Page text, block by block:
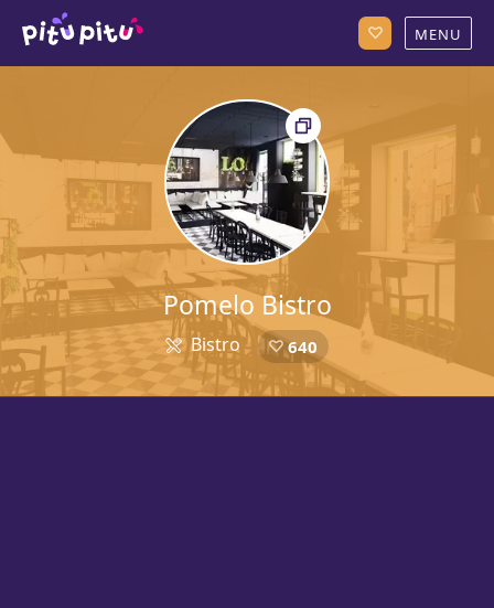
Pomelo Bistro
5 Bistro 640